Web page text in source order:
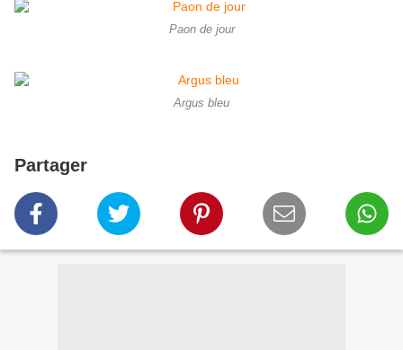
Paon de jour
Argus bleu
Partager